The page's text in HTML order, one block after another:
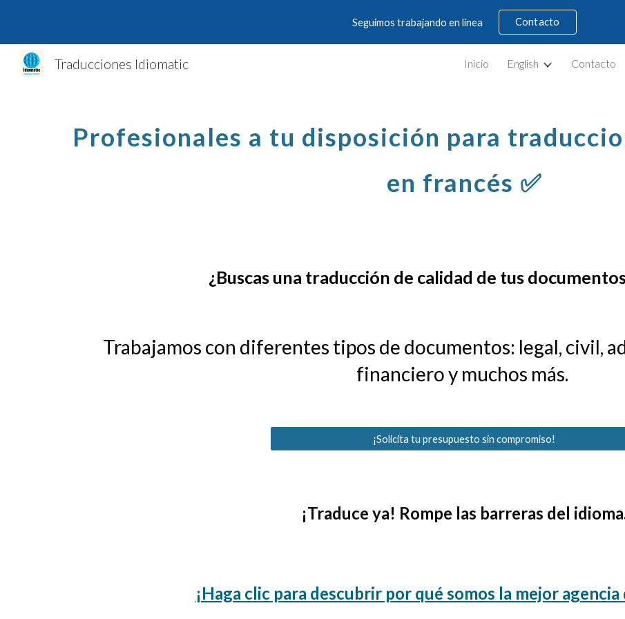
Skip to main content Skip to navigation
Seguimos trabajando en línea Contacto
Traducciones Idiomatic Inicio English Contacto
Profesionales a tu disposición para
en francés ✅
¿Buscas una traducción de calidad de tus
Trabajamos con diferentes tipos de documentos: legal, civil,
financiero y muchos más.
¡Solicita tu presupuesto sin compromiso!
¡Traduce ya! Rompe las barreras del
¡Haga clic para descubrir por qué somos la mejor